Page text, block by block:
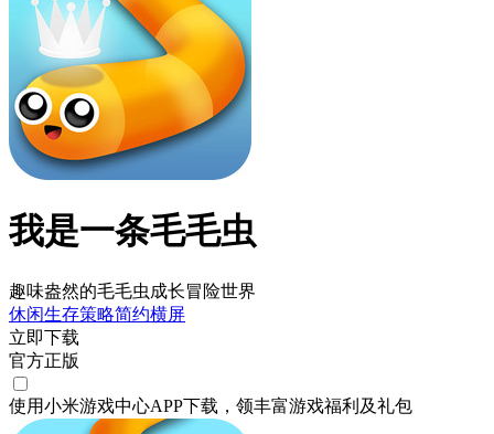
我是一条毛毛虫
趣味盎然的毛毛虫成长冒险世界
休闲生存策略简约横屏
立即下载
官方正版
使用小米游戏中心APP下载 ，领丰富游戏福利 及礼包